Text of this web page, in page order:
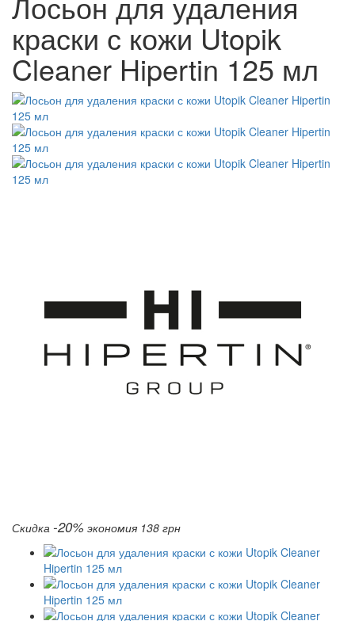
краски с кожи Utopik
Cleaner Hipertin 125 мл
Скидка -20% экономия 138 грн